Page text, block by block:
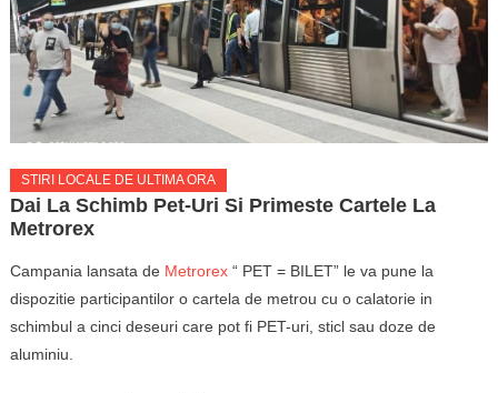
STIRI LOCALE DE ULTIMA ORA
Dai La Schimb Pet-Uri Si Primeste Cartele La
Metrorex
Campania lansata de Metrorex“ PET = BILET” le va pune la
dispozitie participantilor o cartela de metrou cu o calatorie in
schimbul a cinci deseuri care pot fi PET-uri, sticl sau doze de
aluminiu.